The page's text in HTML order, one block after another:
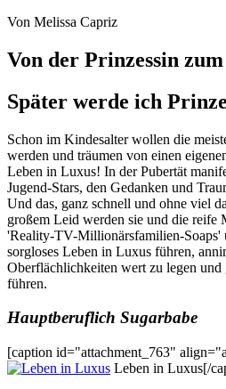
Von Melissa Capriz
Von der Prinzessin
Später werde ich
Schon im Kindesalter wollen die
werden und träumen von einen
Leben in Luxus! In der Pubertät
Jugend-Stars, den Gedanken und
Und das, ganz schnell und ohne viel
großem Leid werden sie und die reife
'Reality-TV-Millionärsfamilien-Soaps'
sorgloses Leben in Luxus führen,
Oberflächlichkeiten wert zu legen und
führen.
Hauptberuflich Sugarbabe
[caption id="attachment_763"
Leben in Luxus[/